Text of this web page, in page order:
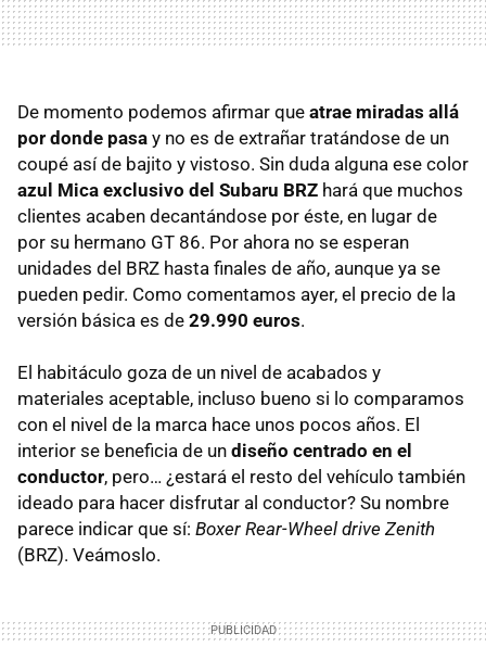
De momento podemos afirmar que atrae miradas allá
por donde pasa y no es de extrañar tratándose de un
coupé así de bajito y vistoso. Sin duda alguna ese color
azul Mica exclusivo del Subaru BRZ hará que muchos
clientes acaben decantándose por éste, en lugar de
por su hermano GT 86. Por ahora no se esperan
unidades del BRZ hasta finales de año, aunque ya se
pueden pedir. Como comentamos ayer, el precio de la
versión básica es de 29.990 euros.
El habitáculo goza de un nivel de acabados y
materiales aceptable, incluso bueno si lo comparamos
con el nivel de la marca hace unos pocos años. El
interior se beneficia de un diseño centrado en el
conductor, pero… ¿estará el resto del vehículo también
ideado para hacer disfrutar al conductor? Su nombre
parece indicar que sí: Boxer Rear-Wheel drive Zenith
(BRZ). Veámoslo.